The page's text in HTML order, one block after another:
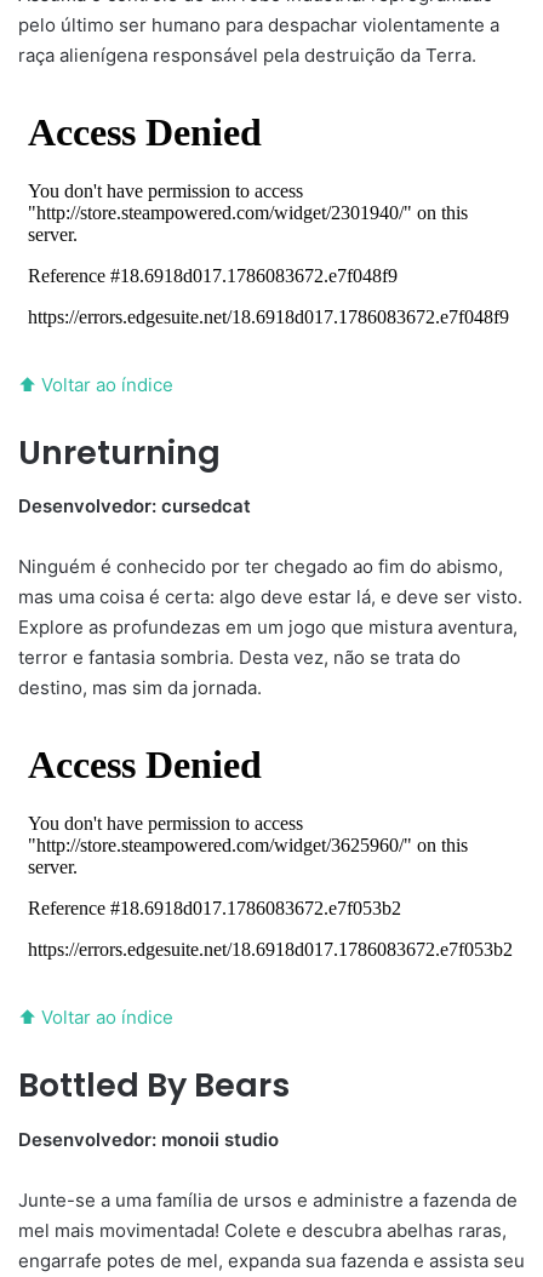
pelo último ser humano para despachar violentamente a
raça alienígena responsável pela destruição da Terra.
⬆ Voltar ao índice
Unreturning
Desenvolvedor: cursedcat
Ninguém é conhecido por ter chegado ao fim do abismo,
mas uma coisa é certa: algo deve estar lá, e deve ser visto.
Explore as profundezas em um jogo que mistura aventura,
terror e fantasia sombria. Desta vez, não se trata do
destino, mas sim da jornada.
⬆ Voltar ao índice
Bottled By Bears
Desenvolvedor: monoii studio
Junte-se a uma família de ursos e administre a fazenda de
mel mais movimentada! Colete e descubra abelhas raras,
engarrafe potes de mel, expanda sua fazenda e assista seu